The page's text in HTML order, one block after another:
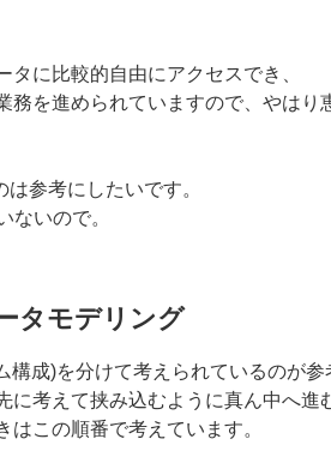
に比較的自由にアクセスでき、
務を進められていますので、やはり
参考にしたいです。
ないので。
タモデリング
成)を分けて考えられているのが参
考えて挟み込むように真ん中へ進
この順番で考えています。